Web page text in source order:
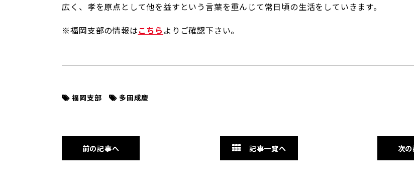
広く、孝を原点として他を益すという言葉を重んじて常日頃の生活をしていきます。
※福岡支部の情報はこちら よりご確認下さい。
福岡支部 多田成慶
前の記事へ 記事一覧へ 次